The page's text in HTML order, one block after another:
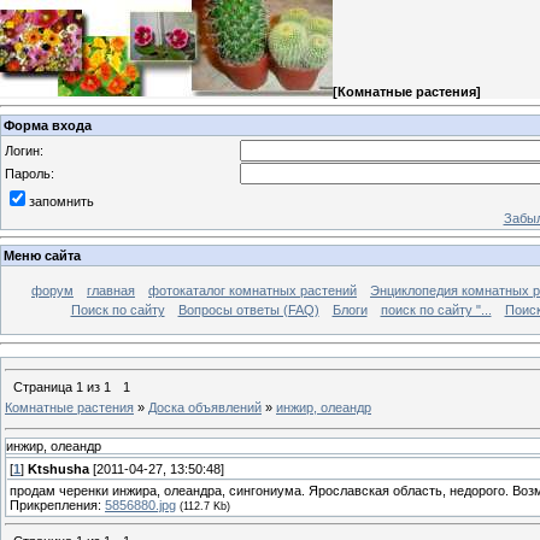
[Комнатные растения]
Форма входа
Логин:
Пароль:
запомнить
Меню сайта
форум главная фотокаталог комнатных растений
Энциклопедия комнатных
Поиск по сайту
Вопросы ответы (FAQ) Блоги поиск по сайту "...
Страница 1 из 1
1
Комнатные растения » Доска объявлений » инжир, олеандр
инжир, олеандр
[1] Ktshusha [2011-04-27, 13:50:48]
продам черенки инжира, олеандра, сингониума. Ярославская область, недорого.
Прикрепления: 5856880.jpg (112.7 Kb)